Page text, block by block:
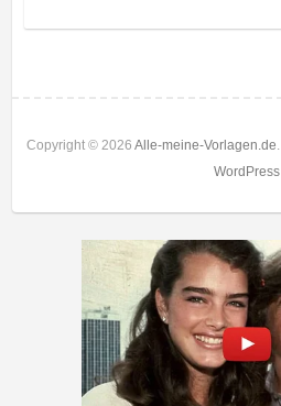
Copyright © 2026 Alle-meine-Vorlagen.de
WordPress